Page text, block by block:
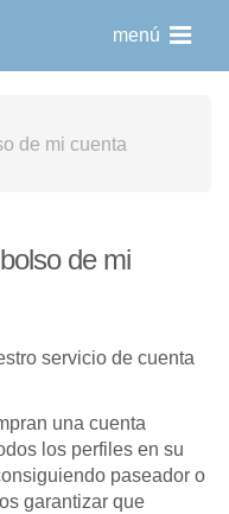
menú
de mi cuenta
de mi
servicio de cuenta
una cuenta
los perfiles en su
paseador o
garantizar que